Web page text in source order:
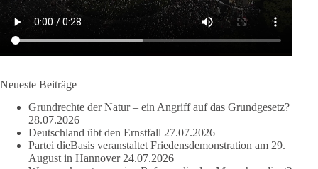
🟩🟩🟦🟦🟥🟥🟧🟧
und den Menschen wirklich nützt.
wenn er Sachsen-Anhalt nicht weiterbringt.
💬 Was ist dir wichtiger: der Absender eines Antrags oder das
Ergebnis für Sachsen-Anhalt?
Neueste Beiträge
Grundrechte der Natur – ein Angriff auf das Grundgesetz?
28.07.2026
Deutschland übt den Ernstfall 27.07.2026
Partei dieBasis veranstaltet Friedensdemonstration am 29.
August in Hannover 24.07.2026